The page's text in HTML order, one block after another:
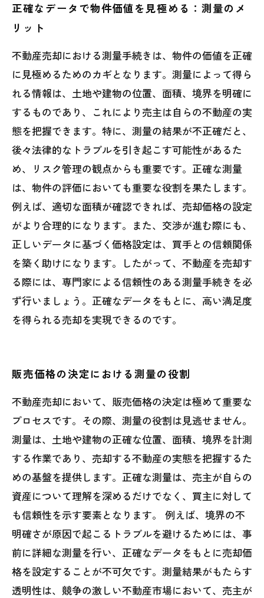
正確なデータで物件価値を見極める：測量のメ
リット
不動産売却における測量手続きは、物件の価値を正確
に見極めるためのカギとなります。測量によって得ら
れる情報は、土地や建物の位置、面積、境界を明確に
するものであり、これにより売主は自らの不動産の実
態を把握できます。特に、測量の結果が不正確だと、
後々法律的なトラブルを引き起こす可能性があるた
め、リスク管理の観点からも重要です。正確な測量
は、物件の評価においても重要な役割を果たします。
例えば、適切な面積が確認できれば、売却価格の設定
がより合理的になります。また、交渉が進む際にも、
正しいデータに基づく価格設定は、買手との信頼関係
を築く助けになります。したがって、不動産を売却す
る際には、専門家による信頼性のある測量手続きを必
ず行いましょう。正確なデータをもとに、高い満足度
を得られる売却を実現できるのです。
販売価格の決定における測量の役割
不動産売却において、販売価格の決定は極めて重要な
プロセスです。その際、測量の役割は見逃せません。
測量は、土地や建物の正確な位置、面積、境界を計測
する作業であり、売却する不動産の実態を把握するた
めの基盤を提供します。正確な測量は、売主が自らの
資産について理解を深めるだけでなく、買主に対して
も信頼性を示す要素となります。 例えば、境界の不
明確さが原因で起こるトラブルを避けるためには、事
前に詳細な測量を行い、正確なデータをもとに売却価
格を設定することが不可欠です。測量結果がもたらす
透明性は、競争の激しい不動産市場において、売主が